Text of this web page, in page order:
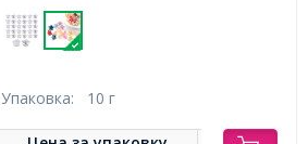
Упаковка: 10 г